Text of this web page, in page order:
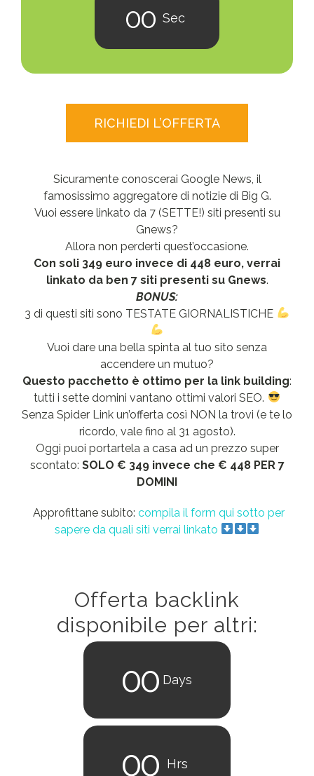
00 Sec
RICHIEDI L’OFFERTA
Sicuramente conoscerai Google News, il
famosissimo aggregatore di notizie di Big G.
Vuoi essere linkato da 7 (SETTE!) siti presenti su
Gnews?
Allora non perderti quest’occasione.
Con soli 349 euro invece di 448 euro, verrai
linkato da ben 7 siti presenti su Gnews.
BONUS:
3 di questi siti sono TESTATE GIORNALISTICHE
Vuoi dare una bella spinta al tuo sito senza
accendere un mutuo?
Questo pacchetto è ottimo per la link building:
tutti i sette domini vantano ottimi valori SEO.
Senza Spider Link un’offerta così NON la trovi (e te lo
ricordo, vale fino al 31 agosto).
Oggi puoi portartela a casa ad un prezzo super
scontato: SOLO € 349 invece che € 448 PER 7
DOMINI
Approfittane subito: compila il form qui sotto per
sapere da quali siti verrai linkato
Offerta backlink
disponibile per altri:
00 Days
00 Hrs